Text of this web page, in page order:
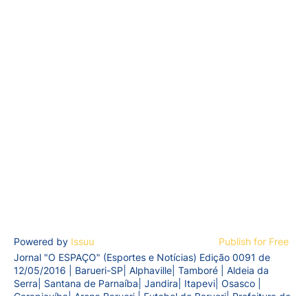
Powered by Issuu
Publish for Free
Jornal "O ESPAÇO" (Esportes e Notícias) Edição 0091 de
12/05/2016 | Barueri-SP| Alphaville| Tamboré | Aldeia da
Serra| Santana de Parnaíba| Jandira| Itapevi| Osasco |